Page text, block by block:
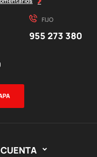
FIJO
955 273 380
